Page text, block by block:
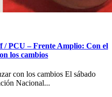
/ PCU – Frente Amplio: Con el
los cambios
con los cambios El sábado
Nacional...